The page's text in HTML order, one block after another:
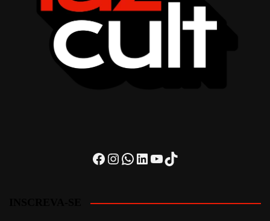
Facebook
Instagram
WhatsApp
LinkedIn
Youtube
TikTok